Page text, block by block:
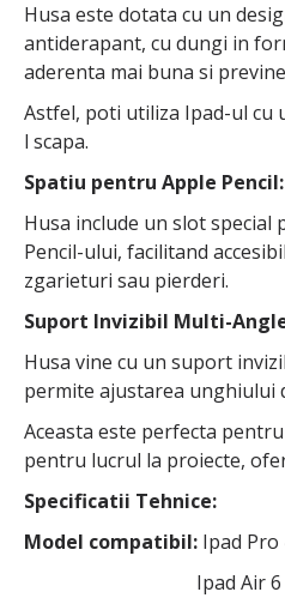
Husa este dotata cu un
antiderapant, cu dungi in
aderenta mai buna si
Astfel, poti utiliza Ipad-ul cu
l scapa.
Spatiu pentru Apple Pencil:
Husa include un slot special
Pencil-ului, facilitand
zgarieturi sau pierderi.
Suport Invizibil Multi-
Husa vine cu un suport
permite ajustarea unghiului
Aceasta este perfecta
pentru lucrul la proiecte,
Specificatii Tehnice:
Model compatibil: Ipad Pro
Ipad Air 6 13.0